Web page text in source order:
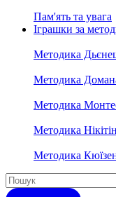
Пам'ять та увага
Іграшки за
Методика
Методика
Методика
Методика
Методика
Search